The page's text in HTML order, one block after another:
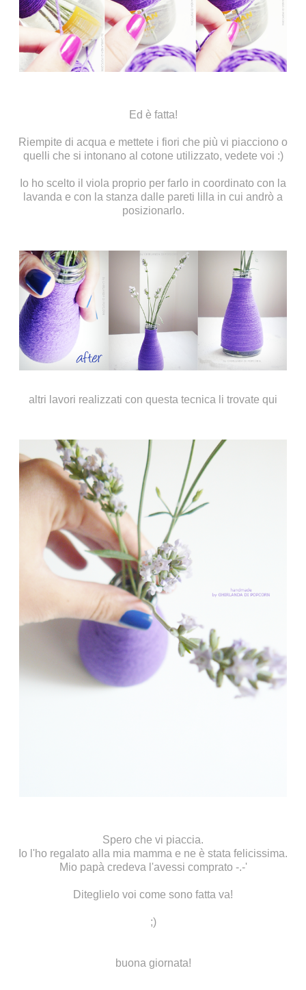
Ed è fatta!
Riempite di acqua e mettete i fiori che più vi piacciono o
quelli che si intonano al cotone utilizzato, vedete voi :)
Io ho scelto il viola proprio per farlo in coordinato con la
lavanda e con la stanza dalle pareti lilla in cui andrò a
posizionarlo.
altri lavori realizzati con questa tecnica li trovate qui
Spero che vi piaccia.
Io l'ho regalato alla mia mamma e ne è stata felicissima.
Mio papà credeva l'avessi comprato -.-'
Diteglielo voi come sono fatta va!
;)
buona giornata!